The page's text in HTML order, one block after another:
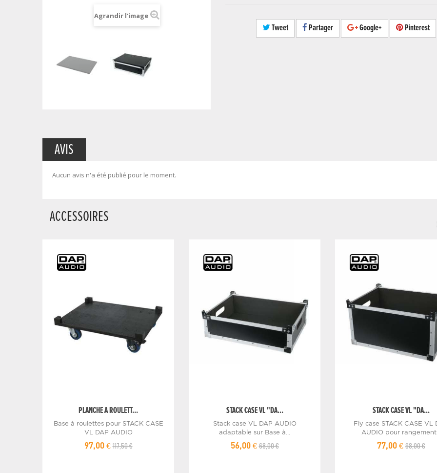
Agrandir l'image
Tweet Partager Google+ Pinterest
AVIS
Aucun avis n'a été publié pour le moment.
ACCESSOIRES
PLANCHE A ROULETT...
Base à roulettes pour STACK CASE
VL DAP AUDIO
97,00 €117,50 €
STACK CASE VL "DA...
Stack case VL DAP AUDIO
adaptable sur Base à...
56,00 €68,00 €
STACK CASE VL "DA...
Fly case STACK CASE VL
AUDIO pour
77,00 €98,00 €